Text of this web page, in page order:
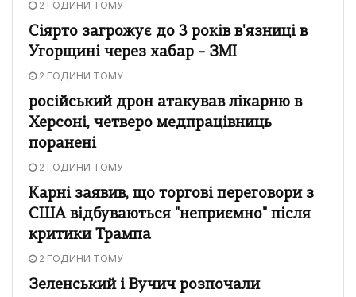
2 ГОДИНИ ТОМУ
Сіярто загрожує до 3 років в'язниці в
Угорщині через хабар – ЗМІ
2 ГОДИНИ ТОМУ
російський дрон атакував лікарню в
Херсоні, четверо медпрацівниць
поранені
2 ГОДИНИ ТОМУ
Карні заявив, що торгові переговори з
США відбуваються "неприємно" після
критики Трампа
2 ГОДИНИ ТОМУ
Зеленський і Вучич розпочали